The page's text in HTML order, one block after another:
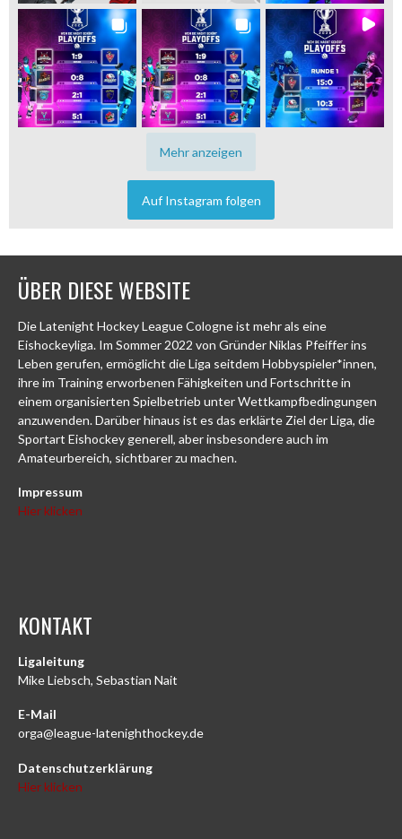
Mehr anzeigen
Auf Instagram folgen
ÜBER DIESE WEBSITE
Die Latenight Hockey League Cologne ist mehr als eine
Eishockeyliga. Im Sommer 2022 von Gründer Niklas Pfeiffer ins
Leben gerufen, ermöglicht die Liga seitdem Hobbyspieler*innen,
ihre im Training erworbenen Fähigkeiten und Fortschritte in
einem organisierten Spielbetrieb unter Wettkampfbedingungen
anzuwenden. Darüber hinaus ist es das erklärte Ziel der Liga, die
Sportart Eishockey generell, aber insbesondere auch im
Amateurbereich, sichtbarer zu machen.
Impressum
Hier klicken
KONTAKT
Ligaleitung
Mike Liebsch, Sebastian Nait
E-Mail
orga@league-latenighthockey.de
Datenschutzerklärung
Hier klicken